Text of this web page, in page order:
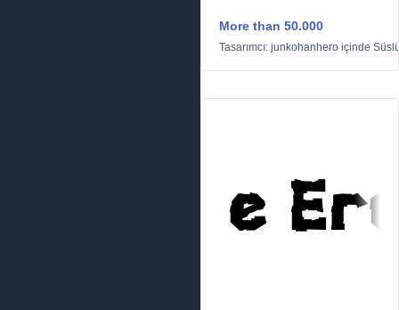
More than 50.000
Tasarımcı: junkohanhero içinde